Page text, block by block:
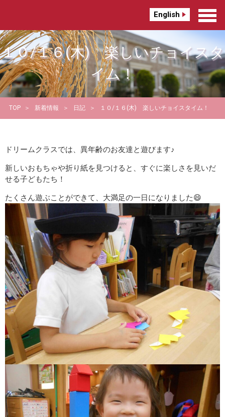
English
１０/１６(木) 楽しいチョイスタ
イム！
TOP 新着情報 日記 １０/１６(木) 楽しいチョイスタイム！
ドリームクラスでは、異年齢のお友達と遊びます♪
新しいおもちゃや折り紙を見つけると、すぐに楽しさを見いだ
せる子どもたち！
たくさん遊ぶことができて、大満足の一日になりました😄